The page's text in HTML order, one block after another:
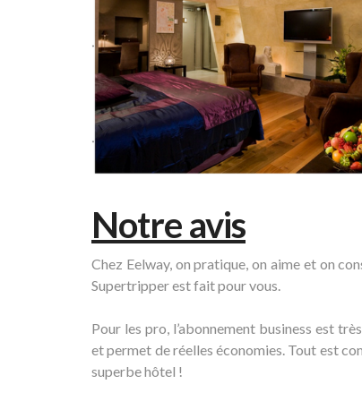
Notre avis
Chez Eelway, on pratique, on aime et on
Supertripper est fait pour vous.
Pour les pro, l’abonnement business est
et permet de réelles économies. Tout est
superbe hôtel !